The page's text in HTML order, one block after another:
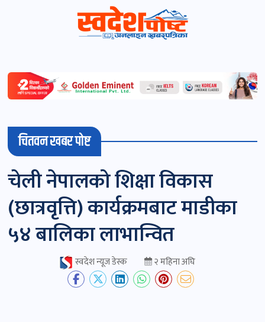
विशेष
माडी
(स्थानीय)
खबर
पोष्ट
चितवन
खबर
चितवन खबर पोष्ट
चेली नेपालको शिक्षा विकास
(छात्रवृत्ति) कार्यक्रमबाट माडीका
५४ बालिका लाभान्वित
स्वदेश न्यूज डेस्क २ महिना अघि